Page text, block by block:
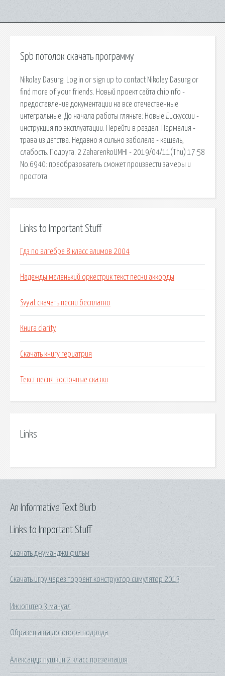
Spb потолок скачать программу
Nikolay Dasurg. Log in or sign up to contact Nikolay Dasurg or
find more of your friends. Новый проект сайта chipinfo -
предоставление документации на все отечественные
интегральные. До начала работы гляньте: Новые Дискуссии -
инструкция по эксплуатации. Перейти в раздел. Пармелия -
трава из детства. Недавно я сильно заболела - кашель,
слабость. Подруга. 2 ZaharenkoUMHI - 2019/04/11(Thu) 17:58
No.6940: преобразователь сможет произвести замеры и
простота.
Links to Important Stuff
Гдз по алгебре 8 класс алимов 2004
Надежды маленький оркестрик текст песни аккорды
Svyat скачать песни бесплатно
Книга clarity
Скачать книгу гериатрия
Текст песня восточные сказки
Links
Links to Important Stuff
Скачать джуманджи фильм
Скачать игру через торрент конструктор симулятор 2013
Иж юпитер 3 мануал
Образец акта договора подряда
Александр пушкин 2 класс презентация
An Informative Text Blurb